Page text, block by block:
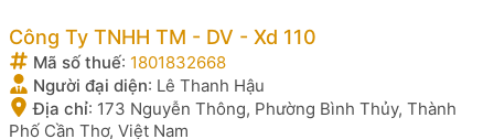
Công Ty TNHH TM - DV - Xd 110
Mã số thuế: 1801832668
Người đại diện: Lê Thanh Hậu
Địa chỉ: 173 Nguyễn Thông, Phường Bình Thủy, Thành
Phố Cần Thơ, Việt Nam